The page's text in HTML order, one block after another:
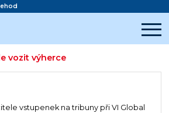
vozit výherce
reklamy
vstupenek na tribuny při VI Global